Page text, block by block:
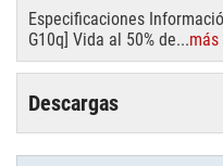
Especificaciones
G10q] Vida al 50% de...más
Descargas